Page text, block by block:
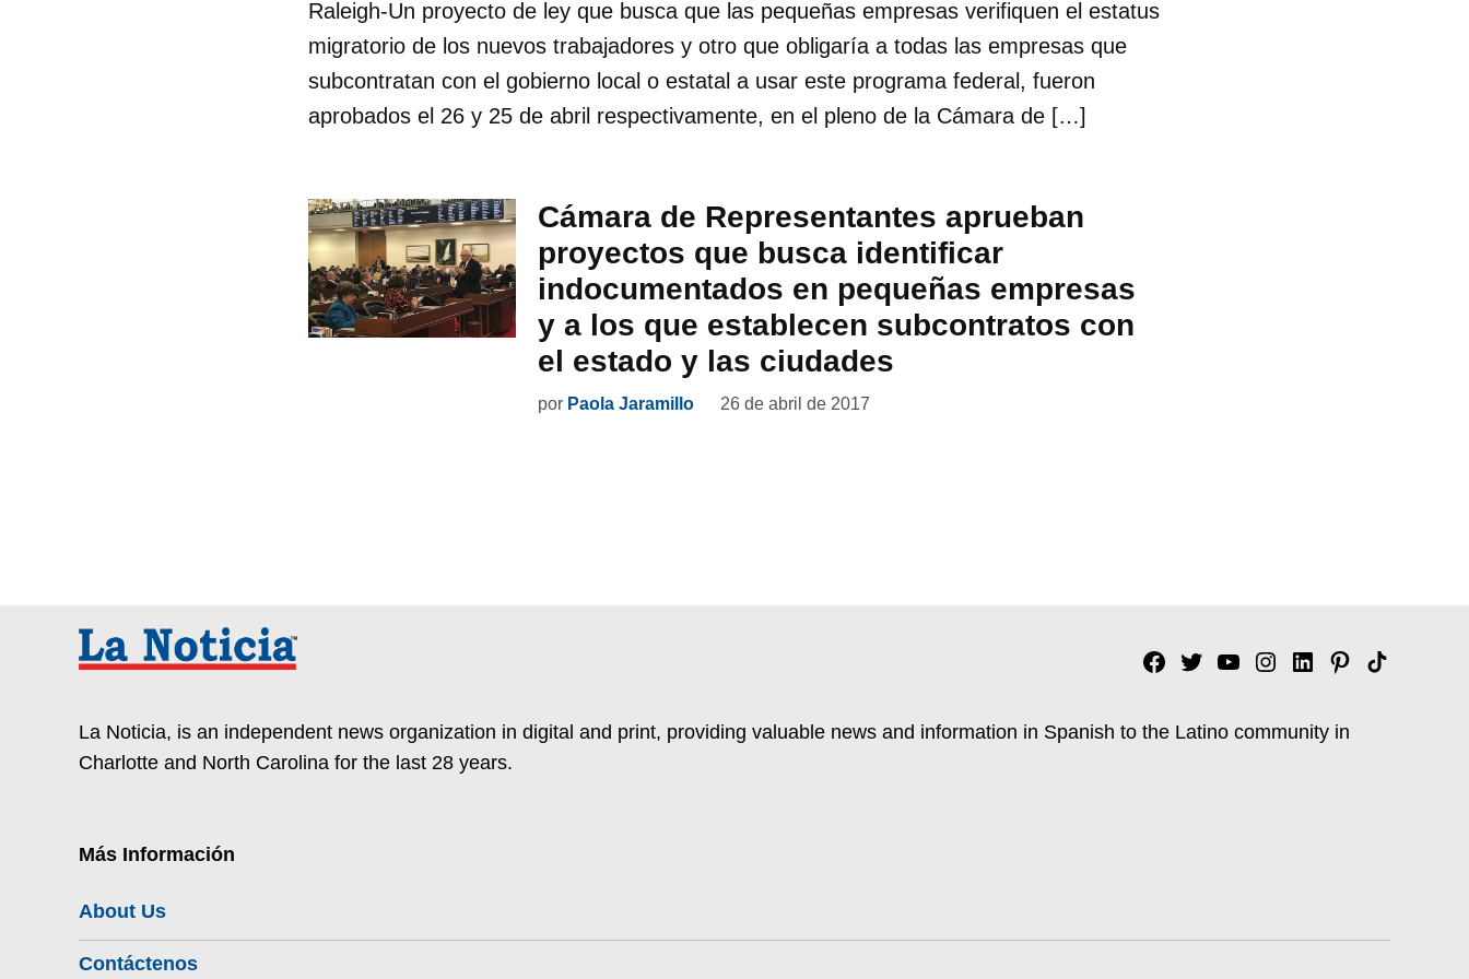
Raleigh-Un proyecto de ley que busca que las pequeñas empresas verifiquen el estatus
migratorio de los nuevos trabajadores y otro que obligaría a todas las empresas que
subcontratan con el gobierno local o estatal a usar este programa federal, fueron
aprobados el 26 y 25 de abril respectivamente, en el pleno de la Cámara de […]
Cámara de Representantes aprueban
proyectos que busca identificar
indocumentados en pequeñas empresas
y a los que establecen subcontratos con
el estado y las ciudades
por Paola Jaramillo 26 de abril de 2017
Facebook
TwitterYouTubeInstagram
Linkedin
Pinterest
Tik
La Noticia, is an independent news organization in digital and print, providing valuable news and information in Spanish to the Latino community in
Charlotte and North Carolina for the last 28 years.
Más Información
About Us
Contáctenos